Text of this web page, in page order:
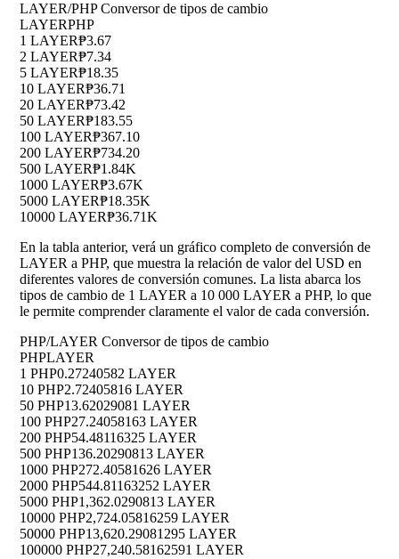
LAYER/PHP Conversor de tipos de cambio
LAYERPHP
1 LAYER₱3.67
2 LAYER₱7.34
5 LAYER₱18.35
10 LAYER₱36.71
20 LAYER₱73.42
50 LAYER₱183.55
100 LAYER₱367.10
200 LAYER₱734.20
500 LAYER₱1.84K
1000 LAYER₱3.67K
5000 LAYER₱18.35K
10000 LAYER₱36.71K
En la tabla anterior, verá un gráfico completo de conversión de
LAYER a PHP, que muestra la relación de valor del USD en
diferentes valores de conversión comunes. La lista abarca los
tipos de cambio de 1 LAYER a 10 000 LAYER a PHP, lo que
le permite comprender claramente el valor de cada conversión.
PHP/LAYER Conversor de tipos de cambio
PHPLAYER
1 PHP0.27240582 LAYER
10 PHP2.72405816 LAYER
50 PHP13.62029081 LAYER
100 PHP27.24058163 LAYER
200 PHP54.48116325 LAYER
500 PHP136.20290813 LAYER
1000 PHP272.40581626 LAYER
2000 PHP544.81163252 LAYER
5000 PHP1,362.0290813 LAYER
10000 PHP2,724.05816259 LAYER
50000 PHP13,620.29081295 LAYER
100000 PHP27,240.58162591 LAYER